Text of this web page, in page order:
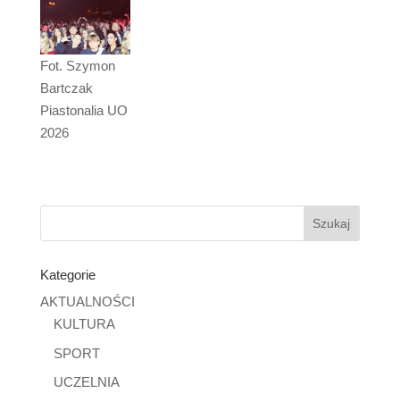
Fot. Szymon
Bartczak
Piastonalia UO
2026
Kategorie
AKTUALNOŚCI
KULTURA
SPORT
UCZELNIA